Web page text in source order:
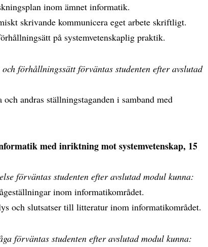
inom ämnet informatik.
skrivande kommunicera eget arbete skriftligt.
på systemvetenskaplig praktik.
förhållningssätt förväntas studenten efter avslutad
andras ställningstaganden i samband med
med inriktning mot systemvetenskap, 15
förväntas studenten efter avslutad modul kunna:
inom informatikområdet.
och slutsatser till litteratur inom informatikområdet.
förväntas studenten efter avslutad modul kunna: